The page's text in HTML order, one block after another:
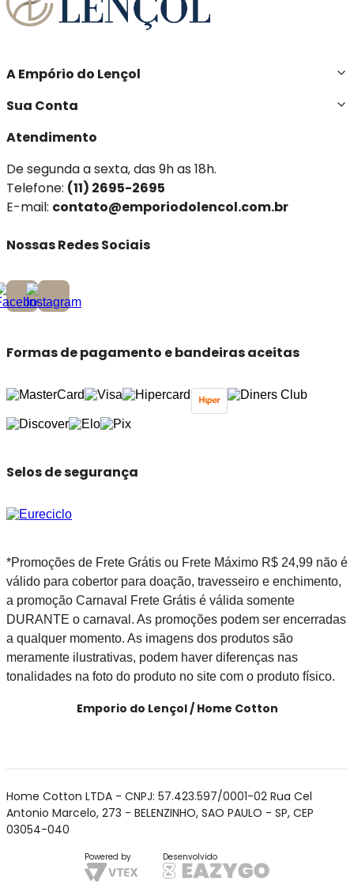
A Empório do Lençol
Sua Conta
Atendimento
De segunda a sexta, das 9h as 18h.
Telefone: (11) 2695-2695
E-mail: contato@emporiodolencol.com.br
Nossas Redes Sociais
Formas de pagamento e bandeiras aceitas
Selos de segurança
*Promoções de Frete Grátis ou Frete Máximo R$ 24,99 não é
válido para cobertor para doação, travesseiro e enchimento,
a promoção Carnaval Frete Grátis é válida somente
DURANTE o carnaval. As promoções podem ser encerradas
a qualquer momento. As imagens dos produtos são
meramente ilustrativas, podem haver diferenças nas
tonalidades na foto do produto no site com o produto físico.
Emporio do Lençol / Home Cotton
Home Cotton LTDA - CNPJ: 57.423.597/0001-02 Rua Cel
Antonio Marcelo, 273 - BELENZINHO, SAO PAULO - SP, CEP
03054-040
Powered by Desenvolvido